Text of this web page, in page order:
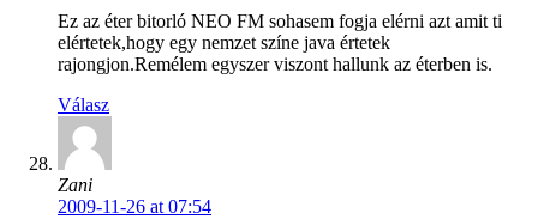
Ez az éter bitorló NEO FM sohasem fogja elérni azt amit ti
elértetek,hogy egy nemzet színe java értetek
rajongjon.Remélem egyszer viszont hallunk az éterben is.
Válasz
Zani
2009-11-26 at 07:54